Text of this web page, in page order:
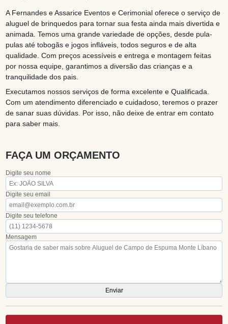
A Fernandes e Assarice Eventos e Cerimonial oferece o serviço de
aluguel de brinquedos para tornar sua festa ainda mais divertida e
animada. Temos uma grande variedade de opções, desde pula-
pulas até tobogãs e jogos infláveis, todos seguros e de alta
qualidade. Com preços acessíveis e entrega e montagem feitas
por nossa equipe, garantimos a diversão das crianças e a
tranquilidade dos pais.
Executamos nossos serviços de forma excelente e Qualificada.
Com um atendimento diferenciado e cuidadoso, teremos o prazer
de sanar suas dúvidas. Por isso, não deixe de entrar em contato
para saber mais.
FAÇA UM ORÇAMENTO
Digite seu nome
Digite seu email
Digite seu telefone
Mensagem